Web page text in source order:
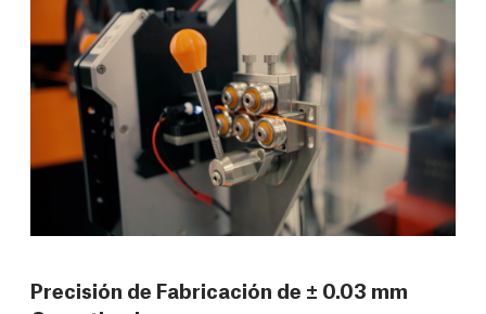
Precisión de Fabricación de ± 0.03 mm